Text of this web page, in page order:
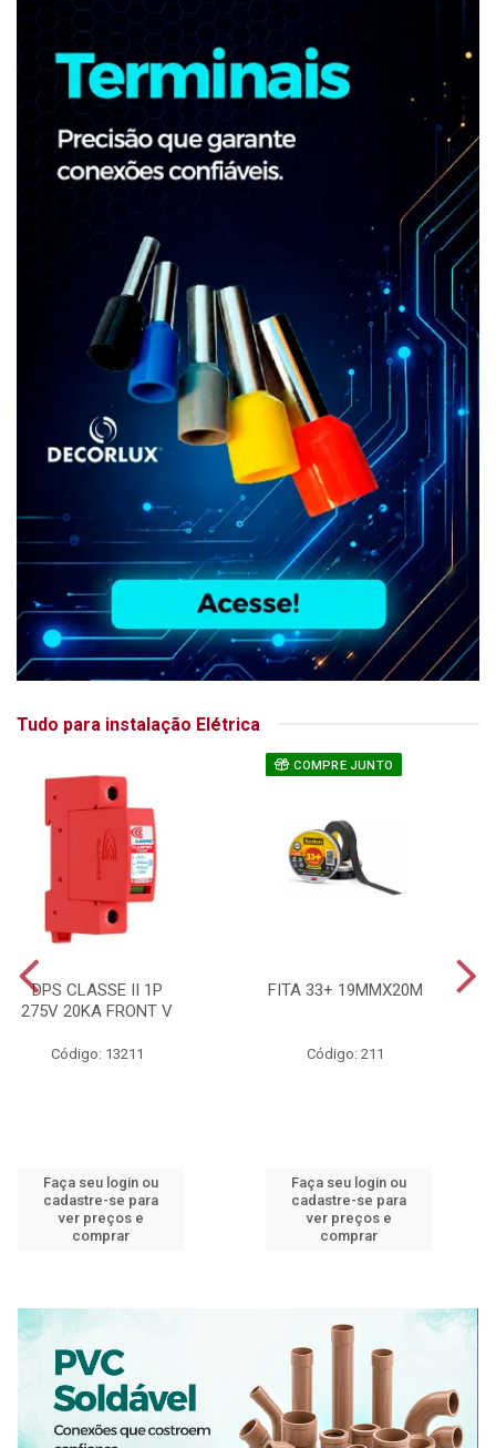
Tudo para instalação Elétrica
DPS CLASSE II 1P
275V 20KA FRONT V
Código: 13211
Faça seu login ou
cadastre-se para
ver preços e
comprar
COMPRE JUNTO
FITA 33+ 19MMX20M
Código: 211
Faça seu login ou
cadastre-se para
ver preços e
comprar